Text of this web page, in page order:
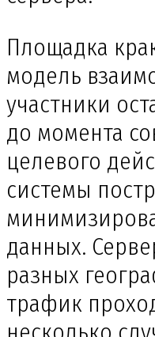
Площадка
модель
участники
до момента
целевого
системы
данных.
разных
трафик